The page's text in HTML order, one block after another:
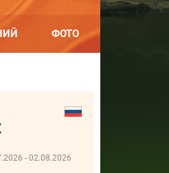
ФОТО
- 02.08.2026